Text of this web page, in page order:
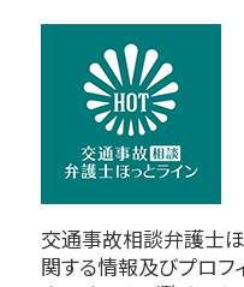
交通事故相談弁護士ほ
関する情報及びプロフ